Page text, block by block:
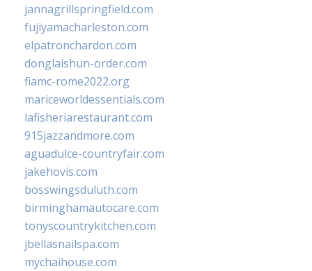
jannagrillspringfield.com
fujiyamacharleston.com
elpatronchardon.com
donglaishun-order.com
fiamc-rome2022.org
mariceworldessentials.com
lafisheriarestaurant.com
915jazzandmore.com
aguadulce-countryfair.com
jakehovis.com
bosswingsduluth.com
birminghamautocare.com
tonyscountrykitchen.com
jbellasnailspa.com
mychaihouse.com